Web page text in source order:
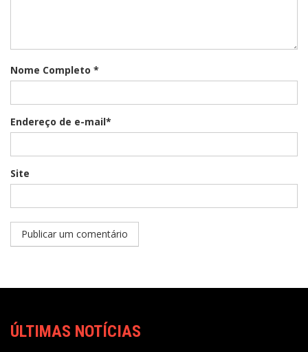
Nome Completo *
Endereço de e-mail*
Site
ÚLTIMAS NOTÍCIAS